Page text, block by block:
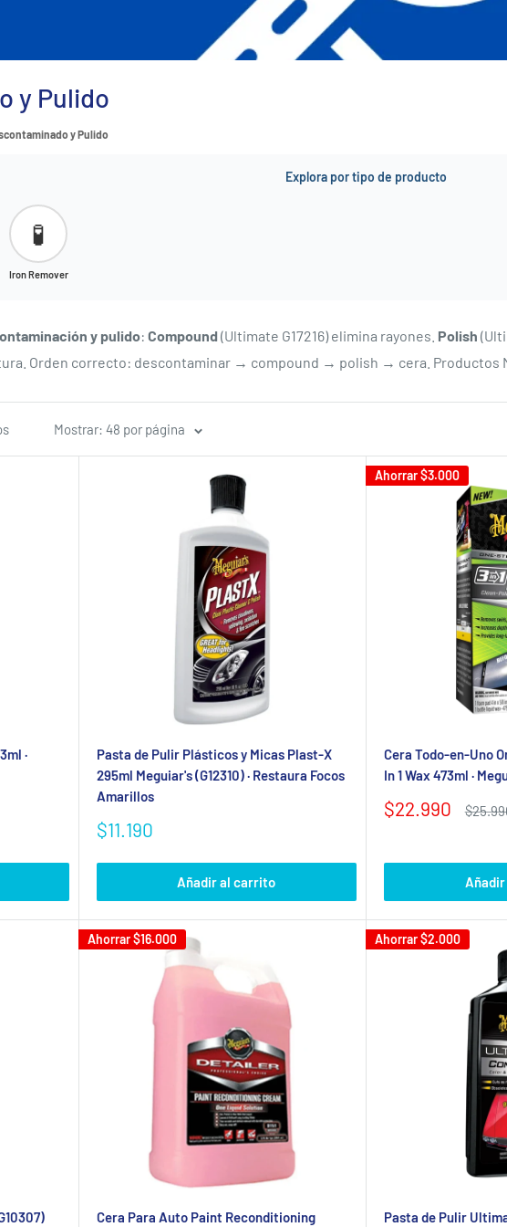
y Pulido
y Pulido
Explora por tipo de producto
🧪
Iron Remover
y pulido: Compound(Ultimate G17216) elimina rayones. Polish
Orden correcto: descontaminar → compound → polish → cera. Productos
Mostrar: 48 por página
·
Pasta de Pulir Plásticos y Micas Plast-X
295ml Meguiar's (G12310) · Restaura Focos
Amarillos
Precio
venta
$11.190
Añadir al carrito
Ahorrar$3.000
Cera Todo-en-Uno
In 1 Wax 473ml ·
Precio
$22.990
Precio
Ahorrar$16.000
Cera Para Auto Paint Reconditioning
Ahorrar$2.000
Pasta de Pulir